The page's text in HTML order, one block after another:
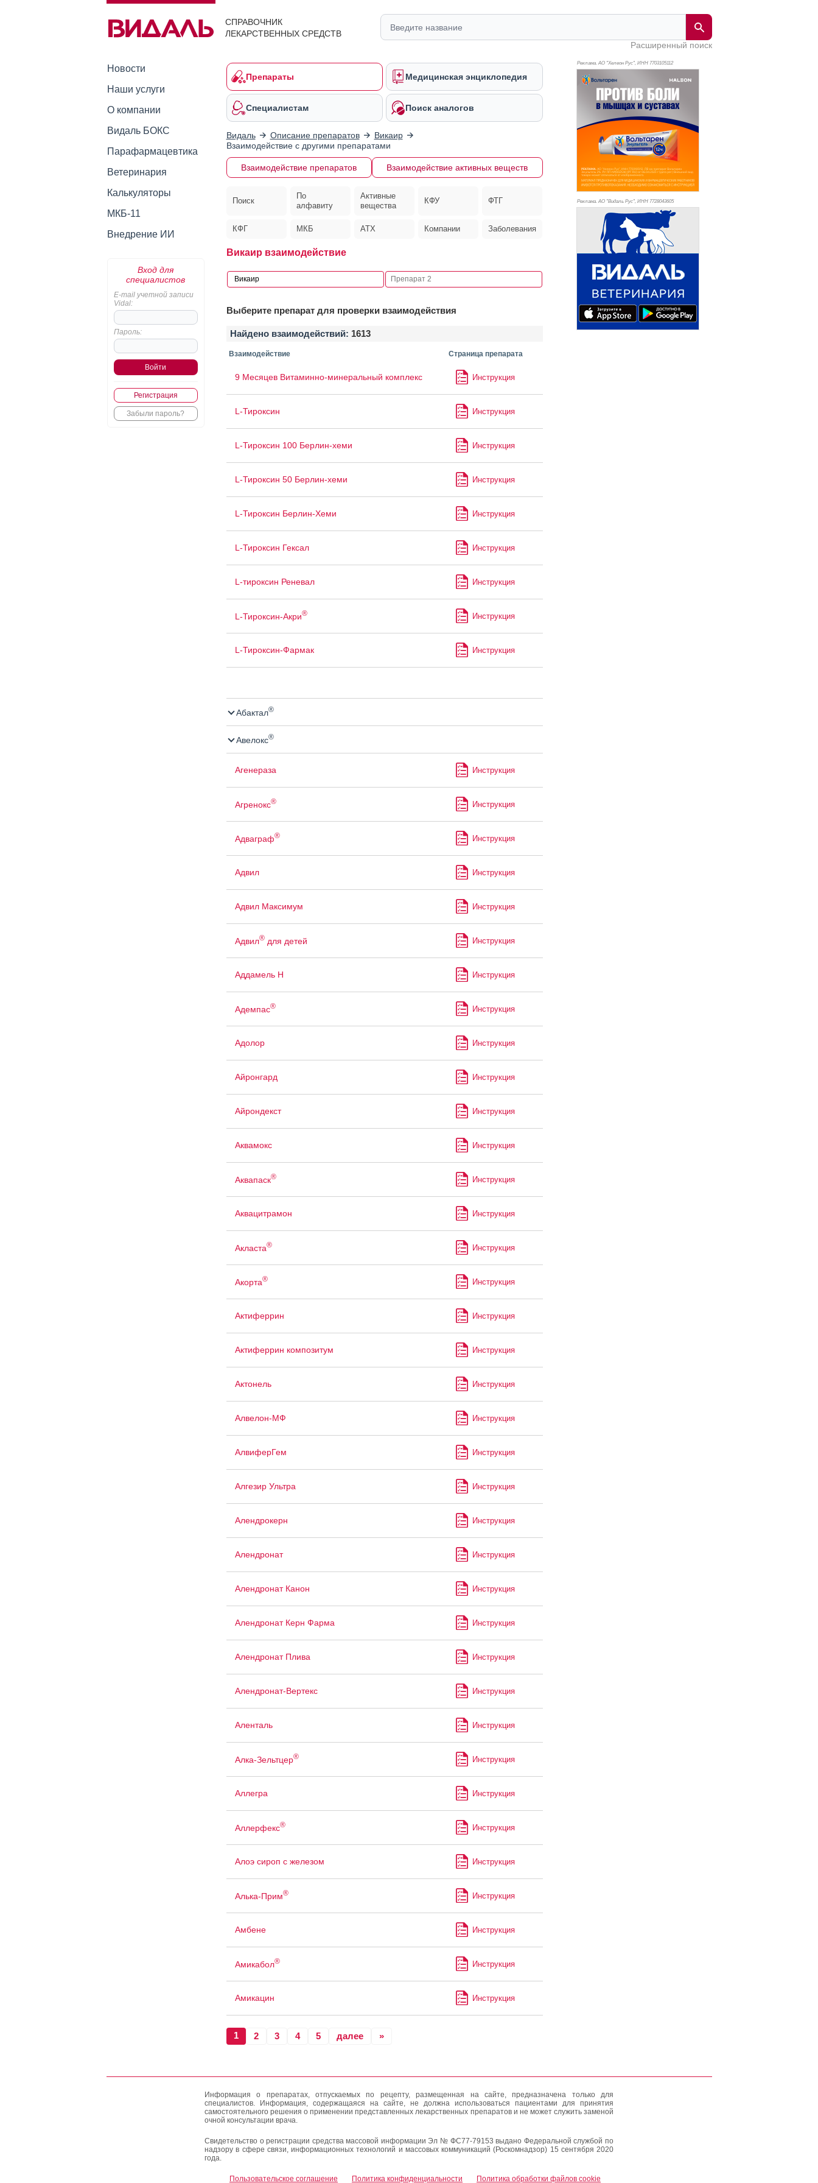
СПРАВОЧНИК
ЛЕКАРСТВЕННЫХ СРЕДСТВ
Расширенный поиск
Новости
Наши услуги
О компании
Видаль БОКС
Парафармацевтика
Ветеринария
Калькуляторы
МКБ-11
Внедрение ИИ
Вход для
специалистов
E-mail учетной записи
Vidal:
Пароль:
Регистрация
Забыли пароль?
Препараты Медицинская энциклопедия
Специалистам Поиск аналогов
Видаль Описание препаратов
Викаир
Взаимодействие с другими препаратами
Взаимодействие препаратов Взаимодействие активных веществ
Поиск
По
алфавиту
Активные
вещества
КФУ ФТГ
КФГ МКБ АТХ Компании Заболевания
Викаир взаимодействие
Выберите препарат для проверки взаимодействия
Найдено взаимодействий: 1613
Взаимодействие Страница препарата
9 Месяцев Витаминно-минеральный комплекс Инструкция
L-Тироксин Инструкция
L-Тироксин 100 Берлин-хеми Инструкция
L-Тироксин 50 Берлин-хеми Инструкция
L-Тироксин Берлин-Хеми Инструкция
L-Тироксин Гексал Инструкция
L-тироксин Реневал Инструкция
L-Тироксин-Акри® Инструкция
L-Тироксин-Фармак Инструкция
Абактал®
Авелокс®
Агенераза Инструкция
Агренокс® Инструкция
Адваграф® Инструкция
Адвил Инструкция
Адвил Максимум Инструкция
Адвил®для детей Инструкция
Аддамель Н Инструкция
Адемпас® Инструкция
Адолор Инструкция
Айронгард Инструкция
Айрондекст Инструкция
Аквамокс Инструкция
Аквапаск® Инструкция
Аквацитрамон Инструкция
Акласта® Инструкция
Акорта® Инструкция
Актиферрин Инструкция
Актиферрин композитум Инструкция
Актонель Инструкция
Алвелон-МФ Инструкция
АлвиферГем Инструкция
Алгезир Ультра Инструкция
Алендрокерн Инструкция
Алендронат Инструкция
Алендронат Канон Инструкция
Алендронат Керн Фарма Инструкция
Алендронат Плива Инструкция
Алендронат-Вертекс Инструкция
Аленталь Инструкция
Алка-Зельтцер® Инструкция
Аллегра Инструкция
Аллерфекс® Инструкция
Алоэ сироп с железом Инструкция
Алька-Прим® Инструкция
Амбене Инструкция
Амикабол® Инструкция
Амикацин Инструкция
1 2 3 4 5 далее »
Реклама. АО "Хелеон Рус", ИНН 7703105112
Реклама. АО "Видаль Рус", ИНН 7728043605
Информация о препаратах, отпускаемых по рецепту, размещенная на сайте, предназначена только для
специалистов. Информация, содержащаяся на сайте, не должна использоваться пациентами для принятия
самостоятельного решения о применении представленных лекарственных препаратов и не может служить заменой
очной консультации врача.
Свидетельство о регистрации средства массовой информации Эл № ФС77-79153 выдано Федеральной службой по
надзору в сфере связи, информационных технологий и массовых коммуникаций (Роскомнадзор) 15 сентября 2020
года.
Пользовательское соглашение Политика конфиденциальности Политика обработки файлов cookie